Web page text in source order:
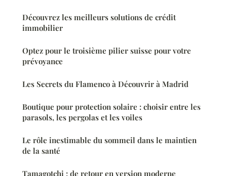
Découvrez les meilleurs solutions de crédit
immobilier
Optez pour le troisième pilier suisse pour votre
prévoyance
Les Secrets du Flamenco à Découvrir à Madrid
Boutique pour protection solaire : choisir entre les
parasols, les pergolas et les voiles
Le rôle inestimable du sommeil dans le maintien
de la santé
Tamagotchi : de retour en version moderne